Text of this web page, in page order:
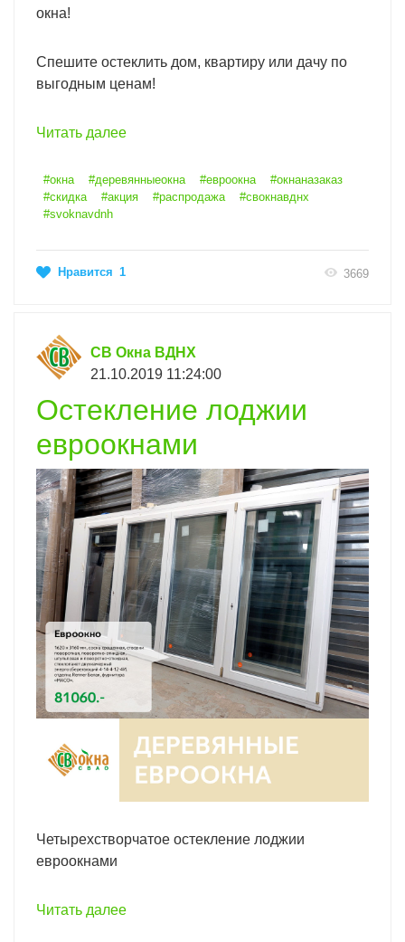
окна!
Спешите остеклить дом, квартиру или дачу по
выгодным ценам!
Читать далее
#окна #деревянныеокна #евроокна
#окнаназаказ
#скидка
#акция #распродажа
#свокнавднх
#svoknavdnh
Нравится 1 3669
СВ Окна ВДНХ
21.10.2019 11:24:00
Остекление лоджии
евроокнами
Четырехстворчатое остекление лоджии
евроокнами
Читать далее